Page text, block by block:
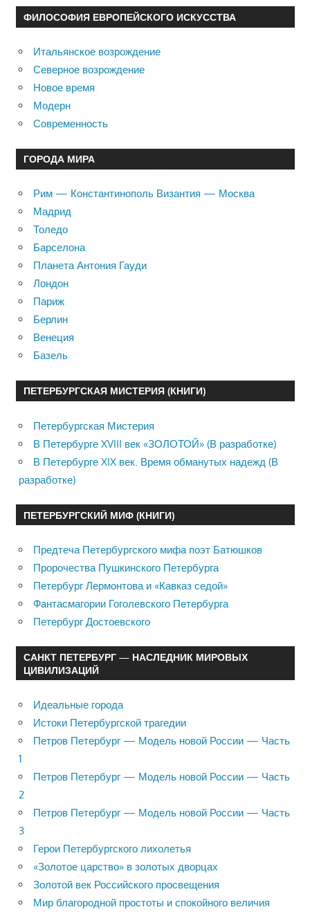
ФИЛОСОФИЯ ЕВРОПЕЙСКОГО ИСКУССТВА
Итальянское возрождение
Северное возрождение
Новое время
Модерн
Современность
ГОРОДА МИРА
Рим — Константинополь Византия — Москва
Мадрид
Толедо
Барселона
Планета Антония Гауди
Лондон
Париж
Берлин
Венеция
Базель
ПЕТЕРБУРГСКАЯ МИСТЕРИЯ (КНИГИ)
Петербургская Мистерия
В Петербурге XVIII век «ЗОЛОТОЙ» (В разработке)
В Петербурге XIX век. Время обманутых надежд (В
разработке)
ПЕТЕРБУРГСКИЙ МИФ (КНИГИ)
Предтеча Петербургского мифа поэт Батюшков
Пророчества Пушкинского Петербурга
Петербург Лермонтова и «Кавказ седой»
Фантасмагории Гоголевского Петербурга
Петербург Достоевского
САНКТ ПЕТЕРБУРГ — НАСЛЕДНИК МИРОВЫХ
ЦИВИЛИЗАЦИЙ
Идеальные города
Истоки Петербургской трагедии
Петров Петербург — Модель новой России — Часть
1
Петров Петербург — Модель новой России — Часть
2
Петров Петербург — Модель новой России — Часть
3
Герои Петербургского лихолетья
«Золотое царство» в золотых дворцах
Золотой век Российского просвещения
Мир благородной простоты и спокойного величия